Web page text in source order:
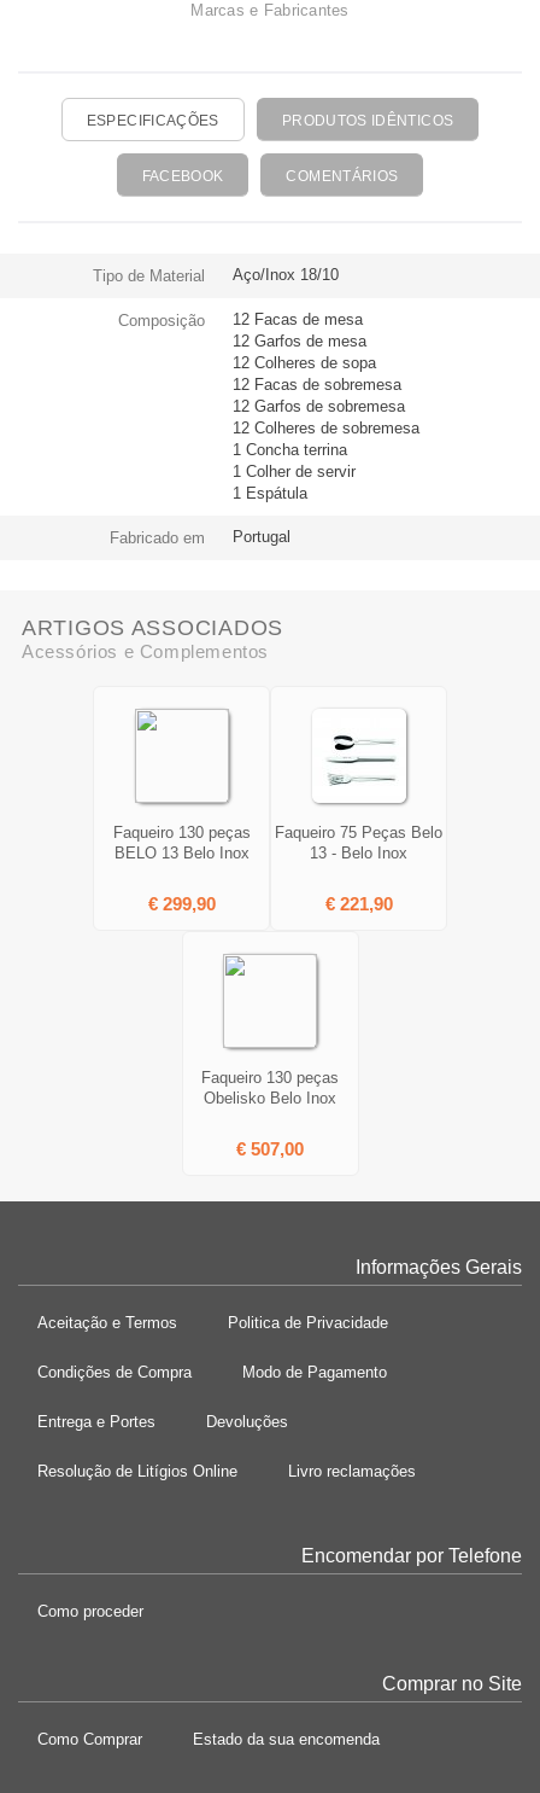
Marcas e Fabricantes
ESPECIFICAÇÕES PRODUTOS IDÊNTICOS
FACEBOOK COMENTÁRIOS
Tipo de Material Aço/Inox 18/10
Composição
12 Facas de mesa
12 Garfos de mesa
12 Colheres de sopa
12 Facas de sobremesa
12 Garfos de sobremesa
12 Colheres de sobremesa
1 Concha terrina
1 Colher de servir
1 Espátula
Fabricado em Portugal
ARTIGOS ASSOCIADOS
Acessórios e Complementos
Faqueiro 130 peças
BELO 13 Belo Inox
€ 299,90
Faqueiro 75 Peças Belo
13 - Belo Inox
€ 221,90
Faqueiro 130 peças
Obelisko Belo Inox
€ 507,00
Informações Gerais
Aceitação e Termos Politica de Privacidade
Condições de Compra Modo de Pagamento
Entrega e Portes Devoluções
Resolução de Litígios Online Livro reclamações
Encomendar por Telefone
Como proceder
Comprar no Site
Como Comprar Estado da sua encomenda